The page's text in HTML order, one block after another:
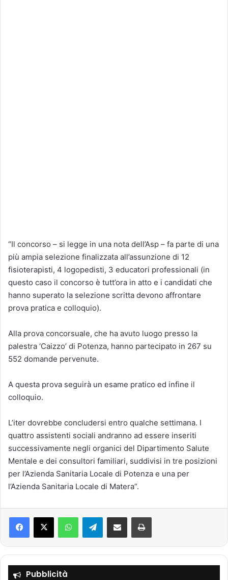
“Il concorso – si legge in una nota dell’Asp – fa parte di una
più ampia selezione finalizzata all’assunzione di 12
fisioterapisti, 4 logopedisti, 3 educatori professionali (in
questo caso il concorso è tutt’ora in atto e i candidati che
hanno superato la selezione scritta devono affrontare
prova pratica e colloquio).
Alla prova concorsuale, che ha avuto luogo presso la
palestra ‘Caizzo’ di Potenza, hanno partecipato in 267 su
552 domande pervenute.
A questa prova seguirà un esame pratico ed infine il
colloquio.
L’iter dovrebbe concludersi entro qualche settimana. I
quattro assistenti sociali andranno ad essere inseriti
successivamente negli organici del Dipartimento Salute
Mentale e dei consultori familiari, suddivisi in tre posizioni
per l’Azienda Sanitaria Locale di Potenza e una per
l’Azienda Sanitaria Locale di Matera”.
Telegram
Pubblicità